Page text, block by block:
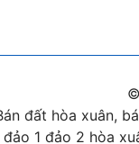
đất hòa xuân,
đảo 1 đảo 2 hòa